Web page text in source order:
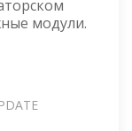
модули.